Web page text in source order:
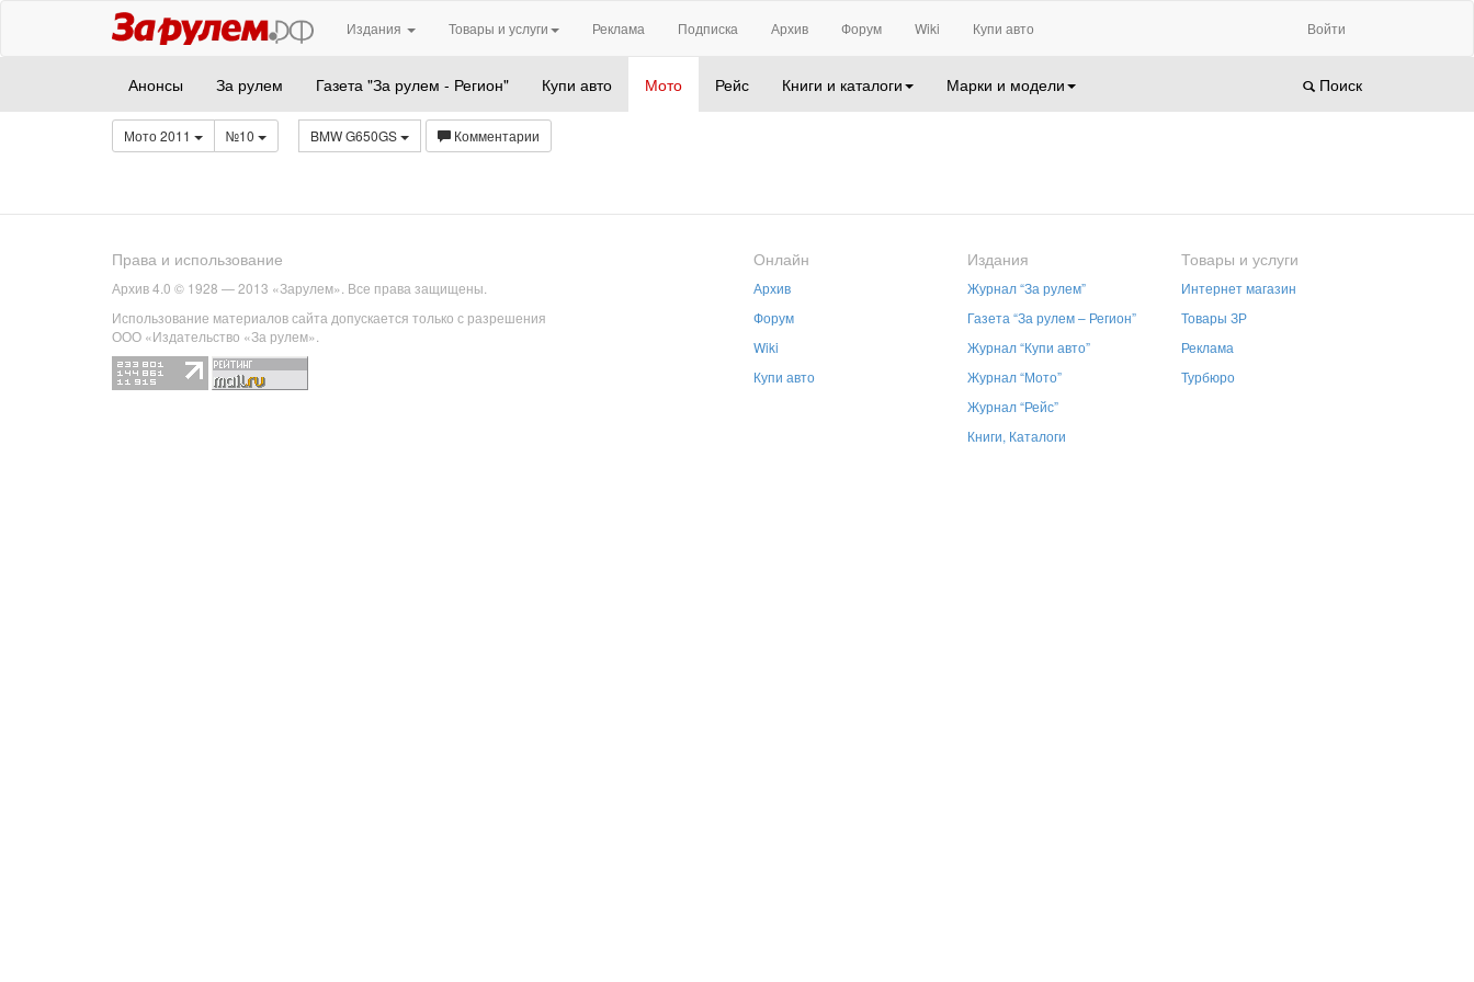
Издания Товары и услуги Реклама Подписка Архив Форум Wiki Купи авто Войти
Анонсы За рулем Газета "За рулем - Регион" Купи авто Мото Рейс Книги и каталоги Марки и модели Поиск
Мото 2011 №10 BMW G650GS Комментарии
Права и использование
Архив 4.0 © 1928 — 2013 «Зарулем». Все права защищены.
Использование материалов сайта допускается только с разрешения
ООО «Издательство «За рулем».
Онлайн
Архив
Форум
Wiki
Купи авто
Издания
Журнал “За рулем”
Газета “За рулем – Регион”
Журнал “Купи авто”
Журнал “Мото”
Журнал “Рейс”
Книги, Каталоги
Товары и услуги
Интернет магазин
Товары ЗР
Реклама
Турбюро